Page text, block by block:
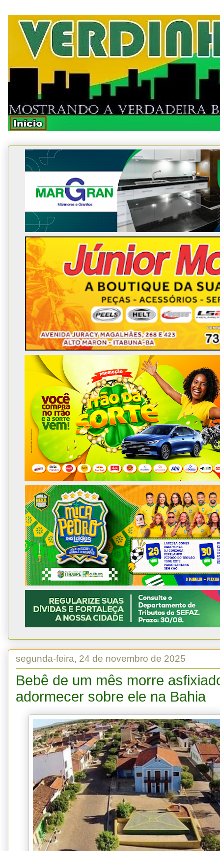
segunda-feira, 24 de novembro de 2025
Bebê de um mês morre
adormecer sobre ele na Bahia